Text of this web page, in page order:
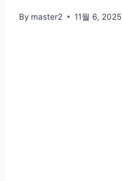
By master2 11월 6, 2025